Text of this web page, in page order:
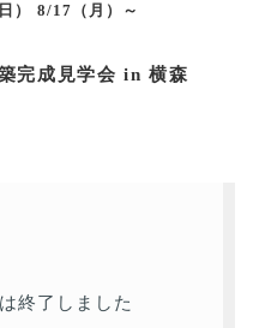
） 8/17（月）～
完成見学会 in 横森
終了しました